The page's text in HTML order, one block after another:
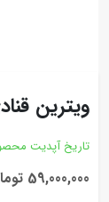
ویترین
تاریخ آپدیت
59,000,000 تومان